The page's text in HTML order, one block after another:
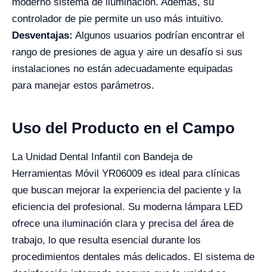
controlador de pie permite un uso más intuitivo.
Desventajas: Algunos usuarios podrían encontrar el
rango de presiones de agua y aire un desafío si sus
instalaciones no están adecuadamente equipadas
para manejar estos parámetros.
Uso del Producto en el Campo
La Unidad Dental Infantil con Bandeja de
Herramientas Móvil YR06009 es ideal para clínicas
que buscan mejorar la experiencia del paciente y la
eficiencia del profesional. Su moderna lámpara LED
ofrece una iluminación clara y precisa del área de
trabajo, lo que resulta esencial durante los
procedimientos dentales más delicados. El sistema de